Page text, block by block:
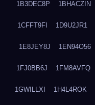
1B3DEC8P 1BHACZIN
1CFFT9FI 1D9U2JR1
1E8JEY8J 1EN94O56
1FJ0BB6J 1FM8AVFQ
1GWILLXI 1H4L4ROK